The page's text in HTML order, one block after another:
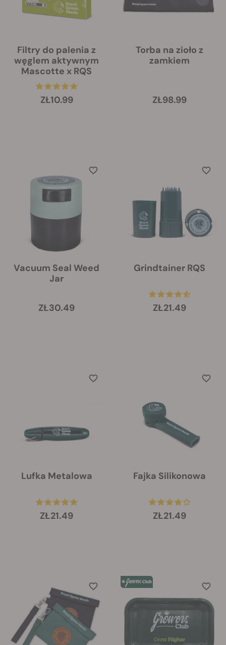
Filtry do palenia z
węglem aktywnym
Mascotte x RQS
ZŁ10.99
Torba na zioło z
zamkiem
ZŁ98.99
Vacuum Seal Weed
Jar
ZŁ30.49
Grindtainer RQS
ZŁ21.49
Lufka Metalowa
ZŁ21.49
Fajka Silikonowa
ZŁ21.49